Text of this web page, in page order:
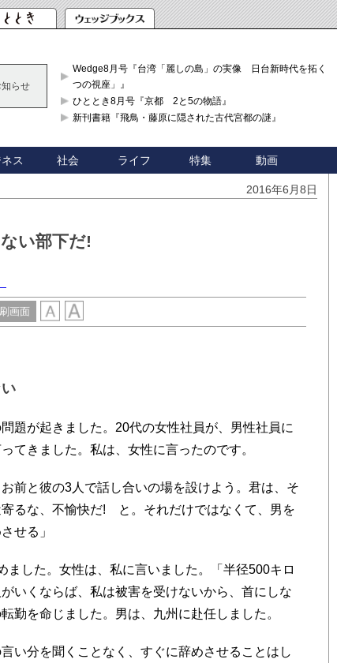
知らせ
Wedge8月号『台湾「麗しの島」の実像 日台新時代を拓く「3
つの視座」』
ひととき8月号『京都 2と5の物語』
新刊書籍『飛鳥・藤原に隠された古代宮都の謎』
ス 社会 ライフ 特集 動画
2016年6月8日
い部下だ!
画面
題が起きました。20代の女性社員が、男性社員に
てきました。私は、女性に言ったのです。
前と彼の3人で話し合いの場を設けよう。君は、そ
るな、不愉快だ! と。それだけではなくて、男を
せる」
した。女性は、私に言いました。「半径500キロ
いくならば、私は被害を受けないから、首にしな
勤を命じました。男は、九州に赴任しました。
い分を聞くことなく、すぐに辞めさせることはし